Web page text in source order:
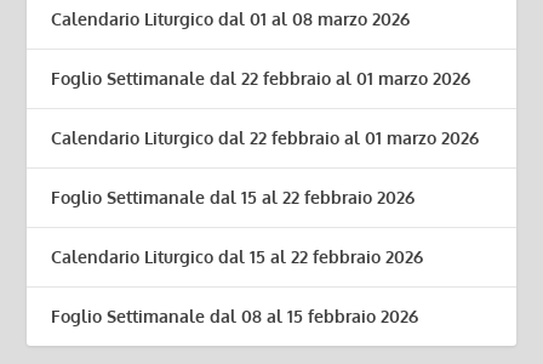
Calendario Liturgico dal 01 al 08 marzo 2026
Foglio Settimanale dal 22 febbraio al 01 marzo 2026
Calendario Liturgico dal 22 febbraio al 01 marzo 2026
Foglio Settimanale dal 15 al 22 febbraio 2026
Calendario Liturgico dal 15 al 22 febbraio 2026
Foglio Settimanale dal 08 al 15 febbraio 2026